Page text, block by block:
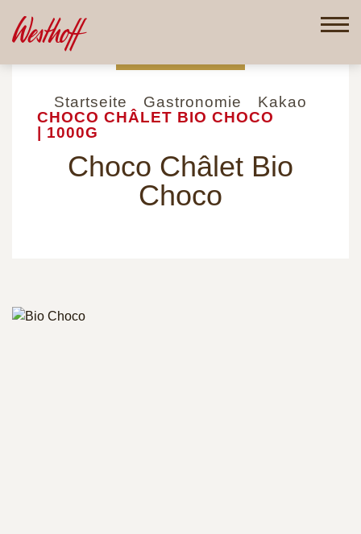
zum
Startseite Gastronomie
Kakao
CHOCO CHÂLET BIO CHOCO
| 1000G
Choco Châlet Bio
Choco